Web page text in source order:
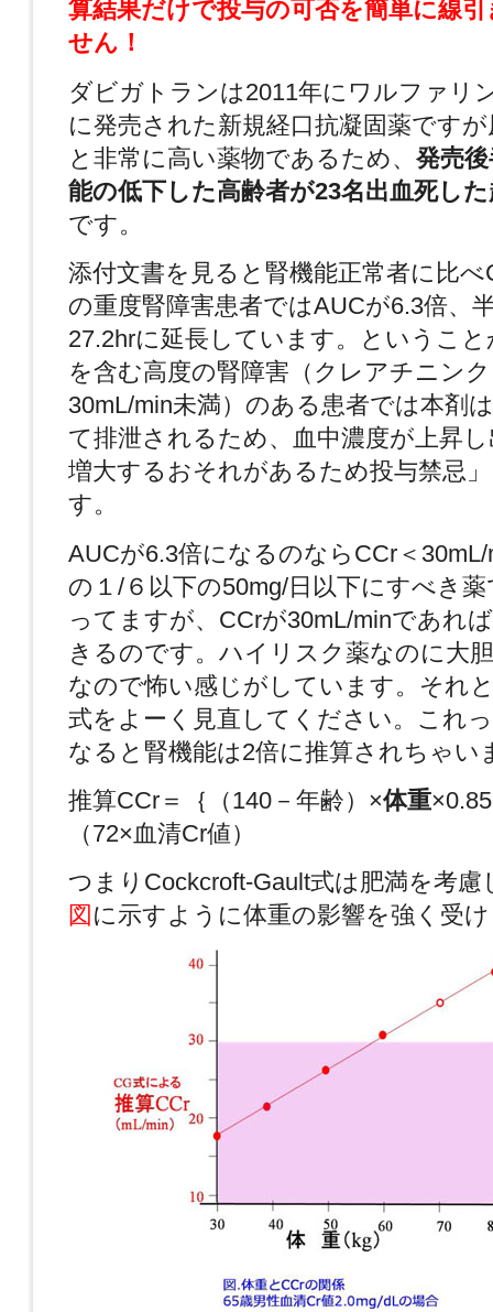
算結果だけで投与の可否を簡単に線
せん！
ダビガトランは2011年にワルファリ
に発売された新規経口抗凝固薬です
と非常に高い薬物であるため、 発売
能の低下した高齢者が23名出血死し
です。
添付文書を見ると腎機能正常者に比べ
の重度腎障害患者ではAUCが6.3倍、
27.2hrに延長しています。というこ
を含む高度の腎障害（クレアチニン
30mL/min未満）のある患者では本剤
て排泄されるため、血中濃度が上昇
増大するおそれがあるため投与禁忌
す。
AUCが6.3倍になるのならCCr＜
の１/６以下の50mg/日以下にすべき
ってますが、CCrが30mL/minであれ
きるのです。ハイリスク薬なのに大
なので怖い感じがしています。それ
式をよーく見直してください。これ
なると腎機能は2倍に推算されちゃい
推算CCr＝｛（140－年齢）×体重
（72×血清Cr値）
つまりCockcroft-Gault式は肥満を考
図 に示すように体重の影響を強く受